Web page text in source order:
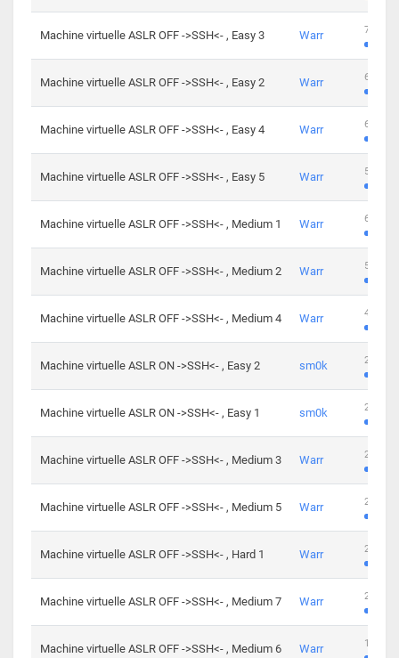
Machine virtuelle ASLR OFF ->SSH<- , Easy 3 Warr 746
Machine virtuelle ASLR OFF ->SSH<- , Easy 2 Warr 681
Machine virtuelle ASLR OFF ->SSH<- , Easy 4 Warr 645
Machine virtuelle ASLR OFF ->SSH<- , Easy 5 Warr 561
Machine virtuelle ASLR OFF ->SSH<- , Medium 1 Warr 605
Machine virtuelle ASLR OFF ->SSH<- , Medium 2 Warr 509
Machine virtuelle ASLR OFF ->SSH<- , Medium 4 Warr 413
Machine virtuelle ASLR ON ->SSH<- , Easy 2 sm0k 247
Machine virtuelle ASLR ON ->SSH<- , Easy 1 sm0k 219
Machine virtuelle ASLR OFF ->SSH<- , Medium 3 Warr 280
Machine virtuelle ASLR OFF ->SSH<- , Medium 5 Warr 265
Machine virtuelle ASLR OFF ->SSH<- , Hard 1 Warr 224
Machine virtuelle ASLR OFF ->SSH<- , Medium 7 Warr 230
Machine virtuelle ASLR OFF ->SSH<- , Medium 6 Warr 168